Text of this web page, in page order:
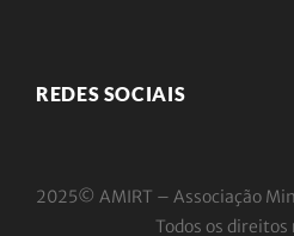
REDES SOCIAIS
2025© AMIRT – Associação
Todos os direitos